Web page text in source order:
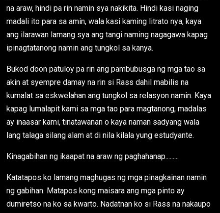
na araw, hindi pa rin namin sya nakikita. Hindi kasi naging
madali ito para sa amin, wala kasi kaming litrato nya, kaya
ang ilarawan lamang sya ang tangi naming nagagawa kapag
ipinagtatanong namin ang tungkol sa kanya.
Bukod doon patuloy pa rin ang pambubusga ng mga tao sa
akin at syempre damay na rin si Rass dahil mabilis na
kumalat sa eskwelahan ang tungkol sa relasyon namin. Kaya
kapag lumalapit kami sa mga tao para magtanong, madalas
ay inaasar kami, tinatawanan o kaya naman sadyang wala
lang talaga silang alam at di nila kilala yung estudyante.
Kinagabihan ng ikaapat na araw ng paghahanap.........
Katatapos ko lamang maghugas ng mga pinagkainan namin
ng gabihan. Matapos kong maisara ang mga pinto ay
dumiretso na ko sa kwarto. Nadatnan ko si Rass na nakaupo